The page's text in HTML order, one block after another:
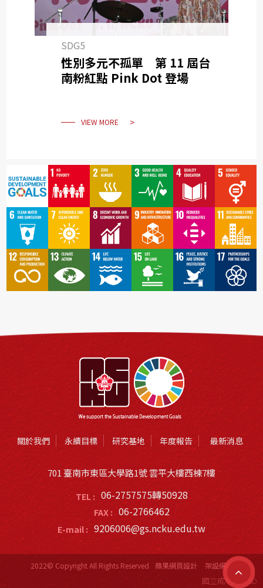
SDG5
性別多元不孤單 第 11 屆台
南粉紅點 Pink Dot 登場
VIEW MORE
關於我們 永續目標 研究基地 年度報告 最新消息
701 臺南市東區大學路1號 雲平大樓西棟7樓
TEL : 06-2757575轉50928
FAX : 06-2766462
E-mail : 9206006@gs.ncku.edu.tw
2022© Copyright All Rights Reserved 蘋果網頁設計 架設網站
國立成功大學